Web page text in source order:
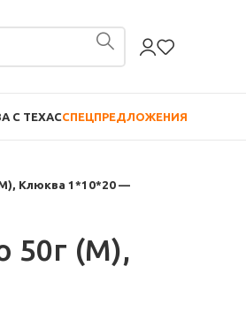
С TEXACСПЕЦПРЕДЛОЖЕНИЯ
Клюква 1*10*20 —
50г (М),